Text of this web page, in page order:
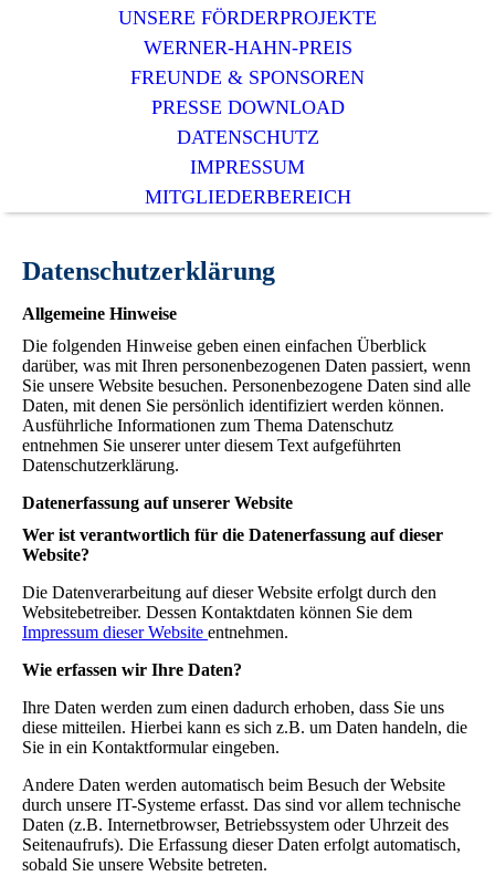
UNSERE FÖRDERPROJEKTE
WERNER-HAHN-PREIS
FREUNDE & SPONSOREN
PRESSE DOWNLOAD
DATENSCHUTZ
IMPRESSUM
MITGLIEDERBEREICH
Datenschutzerklärung
Allgemeine Hinweise
Die folgenden Hinweise geben einen einfachen Überblick
darüber, was mit Ihren personenbezogenen Daten passiert, wenn
Sie unsere Website besuchen. Personenbezogene Daten sind alle
Daten, mit denen Sie persönlich identifiziert werden können.
Ausführliche Informationen zum Thema Datenschutz
entnehmen Sie unserer unter diesem Text aufgeführten
Datenschutzerklärung.
Datenerfassung auf unserer Website
Wer ist verantwortlich für die Datenerfassung auf dieser
Website?
Die Datenverarbeitung auf dieser Website erfolgt durch den
Websitebetreiber. Dessen Kontaktdaten können Sie dem
Impressum dieser Website entnehmen.
Wie erfassen wir Ihre Daten?
Ihre Daten werden zum einen dadurch erhoben, dass Sie uns
diese mitteilen. Hierbei kann es sich z.B. um Daten handeln, die
Sie in ein Kontaktformular eingeben.
Andere Daten werden automatisch beim Besuch der Website
durch unsere IT-Systeme erfasst. Das sind vor allem technische
Daten (z.B. Internetbrowser, Betriebssystem oder Uhrzeit des
Seitenaufrufs). Die Erfassung dieser Daten erfolgt automatisch,
sobald Sie unsere Website betreten.